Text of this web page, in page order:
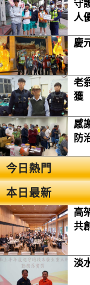
守
人
慶
老
獲
感
防
今日熱門
本日最新
高
共
淡